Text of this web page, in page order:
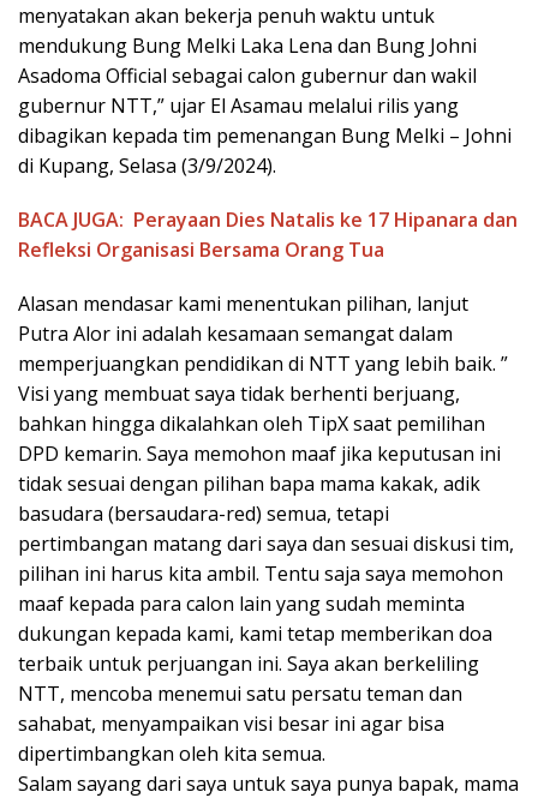
menyatakan akan bekerja penuh waktu untuk
mendukung Bung Melki Laka Lena dan Bung Johni
Asadoma Official sebagai calon gubernur dan wakil
gubernur NTT,” ujar El Asamau melalui rilis yang
dibagikan kepada tim pemenangan Bung Melki – Johni
di Kupang, Selasa (3/9/2024).
BACA JUGA: Perayaan Dies Natalis ke 17 Hipanara dan
Refleksi Organisasi Bersama Orang Tua
Alasan mendasar kami menentukan pilihan, lanjut
Putra Alor ini adalah kesamaan semangat dalam
memperjuangkan pendidikan di NTT yang lebih baik. ”
Visi yang membuat saya tidak berhenti berjuang,
bahkan hingga dikalahkan oleh TipX saat pemilihan
DPD kemarin. Saya memohon maaf jika keputusan ini
tidak sesuai dengan pilihan bapa mama kakak, adik
basudara (bersaudara-red) semua, tetapi
pertimbangan matang dari saya dan sesuai diskusi tim,
pilihan ini harus kita ambil. Tentu saja saya memohon
maaf kepada para calon lain yang sudah meminta
dukungan kepada kami, kami tetap memberikan doa
terbaik untuk perjuangan ini. Saya akan berkeliling
NTT, mencoba menemui satu persatu teman dan
sahabat, menyampaikan visi besar ini agar bisa
dipertimbangkan oleh kita semua.
Salam sayang dari saya untuk saya punya bapak, mama